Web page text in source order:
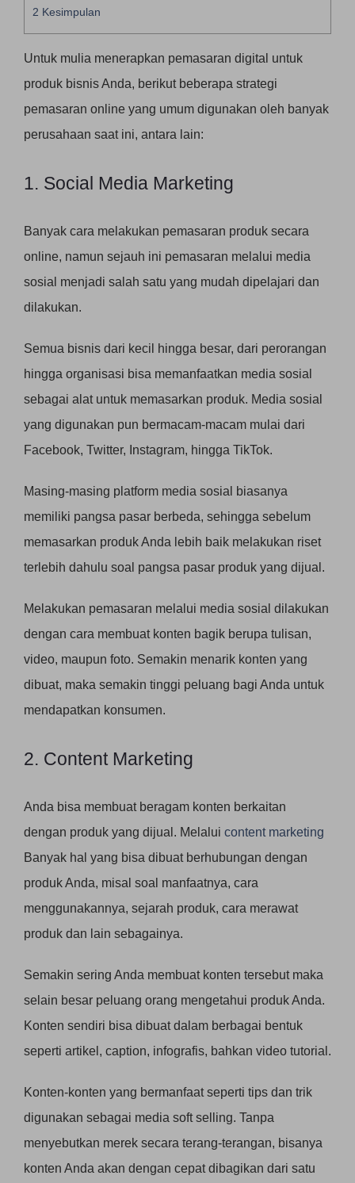
2 Kesimpulan
Untuk mulia menerapkan pemasaran digital untuk
produk bisnis Anda, berikut beberapa strategi
pemasaran online yang umum digunakan oleh banyak
perusahaan saat ini, antara lain:
1. Social Media Marketing
Banyak cara melakukan pemasaran produk secara
online, namun sejauh ini pemasaran melalui media
sosial menjadi salah satu yang mudah dipelajari dan
dilakukan.
Semua bisnis dari kecil hingga besar, dari perorangan
hingga organisasi bisa memanfaatkan media sosial
sebagai alat untuk memasarkan produk. Media sosial
yang digunakan pun bermacam-macam mulai dari
Facebook, Twitter, Instagram, hingga TikTok.
Masing-masing platform media sosial biasanya
memiliki pangsa pasar berbeda, sehingga sebelum
memasarkan produk Anda lebih baik melakukan riset
terlebih dahulu soal pangsa pasar produk yang dijual.
Melakukan pemasaran melalui media sosial dilakukan
dengan cara membuat konten bagik berupa tulisan,
video, maupun foto. Semakin menarik konten yang
dibuat, maka semakin tinggi peluang bagi Anda untuk
mendapatkan konsumen.
2. Content Marketing
Anda bisa membuat beragam konten berkaitan
dengan produk yang dijual. Melalui content marketing
Banyak hal yang bisa dibuat berhubungan dengan
produk Anda, misal soal manfaatnya, cara
menggunakannya, sejarah produk, cara merawat
produk dan lain sebagainya.
Semakin sering Anda membuat konten tersebut maka
selain besar peluang orang mengetahui produk Anda.
Konten sendiri bisa dibuat dalam berbagai bentuk
seperti artikel, caption, infografis, bahkan video tutorial.
Konten-konten yang bermanfaat seperti tips dan trik
digunakan sebagai media soft selling. Tanpa
menyebutkan merek secara terang-terangan, bisanya
konten Anda akan dengan cepat dibagikan dari satu